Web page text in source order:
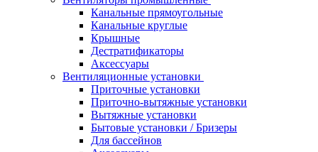
Канальные прямоугольные
Канальные круглые
Крышные
Дестратификаторы
Аксессуары
Вентиляционные установки
Приточные установки
Приточно-вытяжные установки
Вытяжные установки
Бытовые установки / Бризеры
Для бассейнов